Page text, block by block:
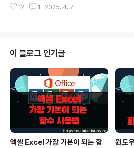
시간에 슬라이드 디자인이 가능한 “테마” 와 디테일
일 주소 등 아주 다양합니다. 프레젠테이션에서 다양
류별 설정 방법에 대해 알아 보겠습니다. ▼ 먼저
행 메뉴를 이용해서 하이퍼링크를 거는 방법입니다.
을 선택하고 오른쪽 마우스를 눌러 보세요. 그럼 단
에 [하이퍼링크] 를 볼 수 있습니다. ▼ 또 다른 방
본 메뉴를 이용하는 것입니다. [삽입] 탭 > [링크]
[하이퍼링크] 리본 ..
12 1 2025. 4. 7.
이 블로그 인기글
엑셀 Excel 가장 기본이 되는 함
윈도